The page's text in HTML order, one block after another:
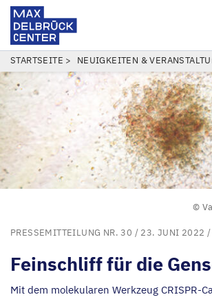
Direkt
zum
Inhalt
Center
PFADNAVIGATION
STARTSEITE NEUIGKEITEN &
©
PRESSEMITTEILUNG NR. 30 / 23. JUNI 2022 /
Feinschliff für die
Mit dem molekularen Werkzeug CRISPR-